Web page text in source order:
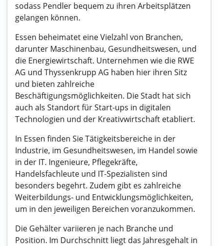
sodass Pendler bequem zu ihren Arbeitsplätzen
gelangen können.
Essen beheimatet eine Vielzahl von Branchen,
darunter Maschinenbau, Gesundheitswesen, und
die Energiewirtschaft. Unternehmen wie die RWE
AG und Thyssenkrupp AG haben hier ihren Sitz
und bieten zahlreiche
Beschäftigungsmöglichkeiten. Die Stadt hat sich
auch als Standort für Start-ups in digitalen
Technologien und der Kreativwirtschaft etabliert.
In Essen finden Sie Tätigkeitsbereiche in der
Industrie, im Gesundheitswesen, im Handel sowie
in der IT. Ingenieure, Pflegekräfte,
Handelsfachleute und IT-Spezialisten sind
besonders begehrt. Zudem gibt es zahlreiche
Weiterbildungs- und Entwicklungsmöglichkeiten,
um in den jeweiligen Bereichen voranzukommen.
Die Gehälter variieren je nach Branche und
Position. Im Durchschnitt liegt das Jahresgehalt in